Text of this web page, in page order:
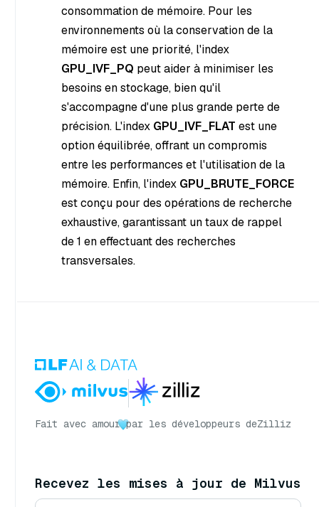
consommation de mémoire. Pour les
environnements où la conservation de la
mémoire est une priorité, l'index
GPU_IVF_PQ peut aider à minimiser les
besoins en stockage, bien qu'il
s'accompagne d'une plus grande perte de
précision. L'index GPU_IVF_FLAT est une
option équilibrée, offrant un compromis
entre les performances et l'utilisation de la
mémoire. Enfin, l'index GPU_BRUTE_FORCE
est conçu pour des opérations de recherche
exhaustive, garantissant un taux de rappel
de 1 en effectuant des recherches
transversales.
Fait avec amour par les développeurs deZilliz
Recevez les mises à jour de Milvus